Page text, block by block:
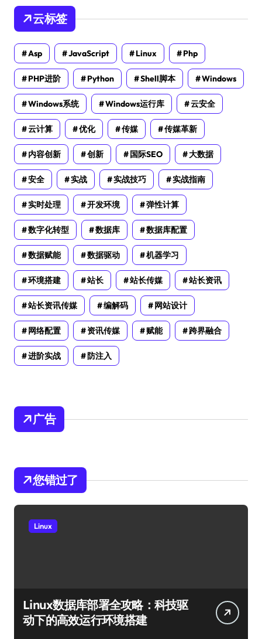
云标签
Asp JavaScript Linux Php
PHP进阶 Python Shell脚本 Windows
Windows系统 Windows运行库 云安全
云计算 优化 传媒 传媒革新
内容创新 创新 国际SEO 大数据
安全 实战 实战技巧 实战指南
实时处理 开发环境 弹性计算
数字化转型 数据库 数据库配置
数据赋能 数据驱动 机器学习
环境搭建 站长 站长传媒 站长资讯
站长资讯传媒 编解码 网站设计
网络配置 资讯传媒 赋能 跨界融合
进阶实战 防注入
广告
您错过了
Linux
Linux数据库部署全攻略：科技驱
动下的高效运行环境搭建